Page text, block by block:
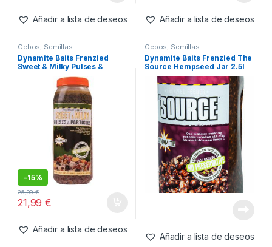
Añadir a lista de deseos Añadir a lista de deseos
Cebos, Semillas
Dynamite Baits Frenzied
Sweet & Milky Pulses &
Particles Jar 2.5l
-15%
21,99€
25,99€
Añadir a lista de deseos
Cebos, Semillas
Dynamite Baits Frenzied The
Source Hempseed Jar 2.5l
Añadir a lista de deseos